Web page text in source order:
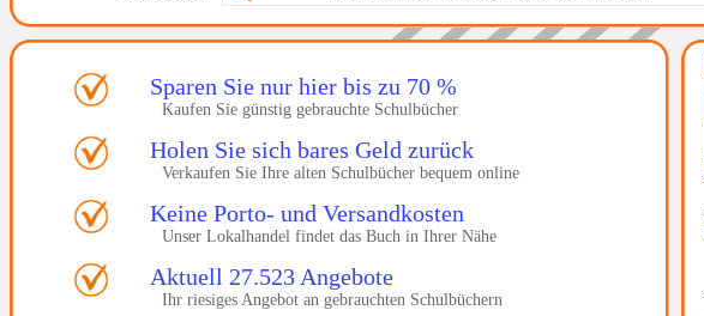
Sparen Sie nur hier bis zu 70 %
Kaufen Sie günstig gebrauchte Schulbücher
Holen Sie sich bares Geld zurück
Verkaufen Sie Ihre alten Schulbücher bequem online
Keine Porto- und Versandkosten
Unser Lokalhandel findet das Buch in Ihrer Nähe
Aktuell 27.523 Angebote
Ihr riesiges Angebot an gebrauchten Schulbüchern